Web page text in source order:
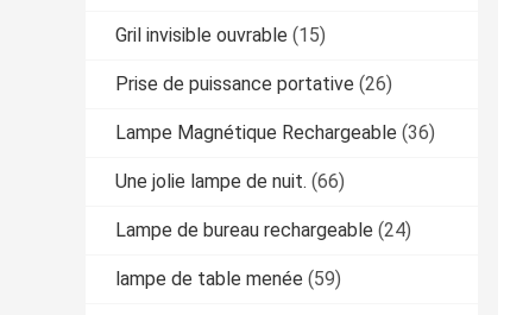
Gril invisible ouvrable (15)
Prise de puissance portative (26)
Lampe Magnétique Rechargeable (36)
Une jolie lampe de nuit. (66)
Lampe de bureau rechargeable (24)
lampe de table menée (59)